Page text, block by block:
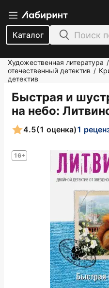
Каталог
Художественная литература /
отечественный детектив /
детектив
Быстрая и
на небо:
16+
4.5(1 оценка)1